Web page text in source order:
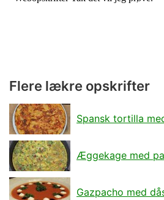
Flere lækre opskrifter
Spansk tortilla
Æggekage med
Gazpacho med